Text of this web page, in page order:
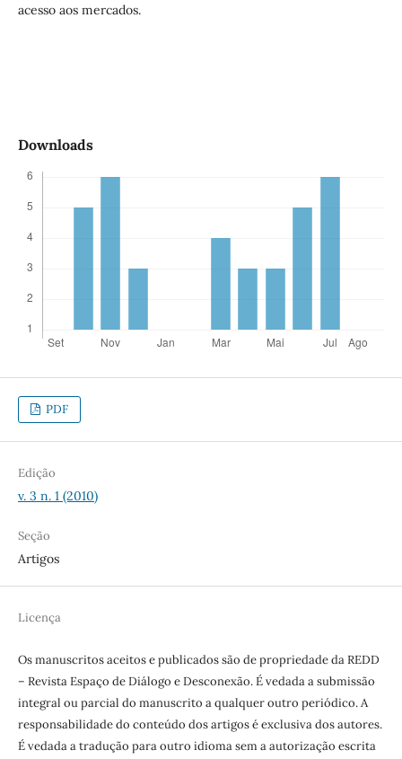
acesso aos mercados.
Downloads
PDF
Edição
v. 3 n. 1 (2010)
Seção
Artigos
Licença
Os manuscritos aceitos e publicados são de propriedade da REDD
– Revista Espaço de Diálogo e Desconexão. É vedada a submissão
integral ou parcial do manuscrito a qualquer outro periódico. A
responsabilidade do conteúdo dos artigos é exclusiva dos autores.
É vedada a tradução para outro idioma sem a autorização escrita